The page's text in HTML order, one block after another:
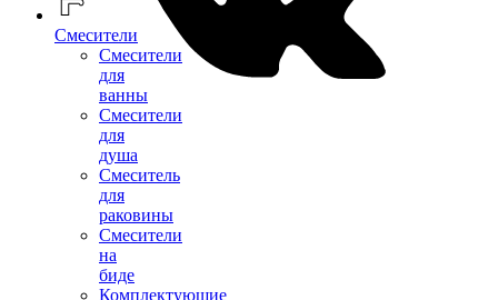
Смесители
Смесители
для
ванны
Смесители
для
душа
Смеситель
для
раковины
Смесители
на
биде
Комплектующие